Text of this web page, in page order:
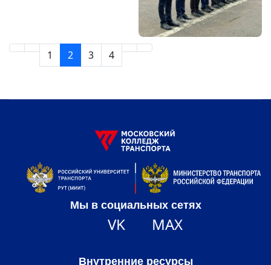
1 2 3 4
Мы в социальных сетях
VK MAX
Внутренние ресурсы